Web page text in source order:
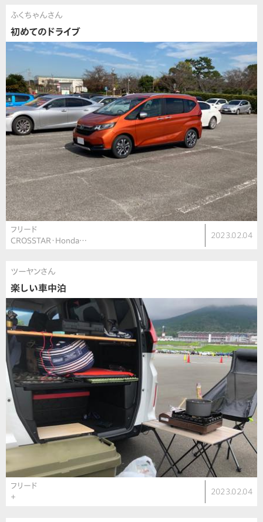
ふくちゃんさん
初めてのドライブ
フリード
CROSSTAR・Honda…
2023.02.04
ツーヤンさん
楽しい車中泊
フリード
＋
2023.02.04